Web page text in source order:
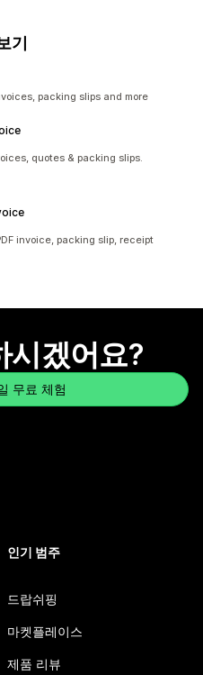
기
packing slips and more
quotes & packing slips.
invoice, packing slip, receipt
시겠어요?
무료 체험
인기 범주
드랍쉬핑
마켓플레이스
제품 리뷰